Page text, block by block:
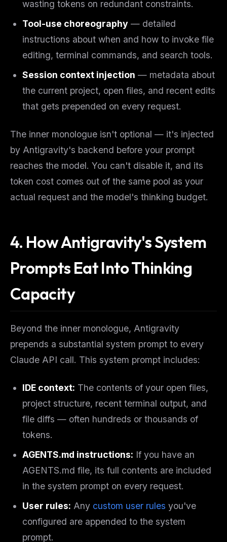
wasting tokens on redundant constraints.
Tool-use choreography — detailed
instructions about when and how to invoke file
editing, terminal commands, and search tools.
Session context injection — metadata about
the current project, open files, and recent edits
that gets prepended on every request.
The inner monologue isn't optional — it's injected
by Antigravity's backend before your prompt
reaches the model. You can't disable it, and its
token cost comes out of the same pool as your
actual request and the model's thinking budget.
4. How Antigravity's System
Prompts Eat Into Thinking
Capacity
Beyond the inner monologue, Antigravity
prepends a substantial system prompt to every
Claude API call. This system prompt includes:
IDE context: The contents of your open files,
project structure, recent terminal output, and
file diffs — often hundreds or thousands of
tokens.
AGENTS.md instructions: If you have an
AGENTS.md file, its full contents are included
in the system prompt on every request.
User rules: Any custom user rules you've
configured are appended to the system
prompt.